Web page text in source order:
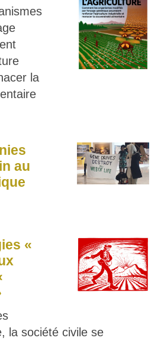
la
au
«
la société civile se